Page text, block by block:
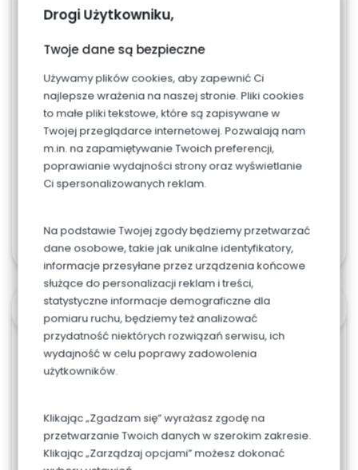
Drogi Użytkowniku,
Twoje dane są bezpieczne
Używamy plików cookies, aby zapewnić Ci
najlepsze wrażenia na naszej stronie. Pliki cookies
to małe pliki tekstowe, które są zapisywane w
Twojej przeglądarce internetowej. Pozwalają nam
m.in. na zapamiętywanie Twoich preferencji,
poprawianie wydajności strony oraz wyświetlanie
Ci spersonalizowanych reklam.
Na podstawie Twojej zgody będziemy przetwarzać
dane osobowe, takie jak unikalne identyfikatory,
informacje przesyłane przez urządzenia końcowe
służące do personalizacji reklam i treści,
statystyczne informacje demograficzne dla
pomiaru ruchu, będziemy też analizować
przydatność niektórych rozwiązań serwisu, ich
wydajność w celu poprawy zadowolenia
użytkowników.
Klikając „Zgadzam się” wyrażasz zgodę na
przetwarzanie Twoich danych w szerokim zakresie.
Klikając „Zarządzaj opcjami” możesz dokonać
Napis, dodaj w uwagach w podsumowaniu
Dodaj do koszyka
OPIS
Porcja waży ok 10 dag.
Jasny biszkopt, aksamitny mus pistacjowy,
chrupka pistacjowa i żelka malinowa